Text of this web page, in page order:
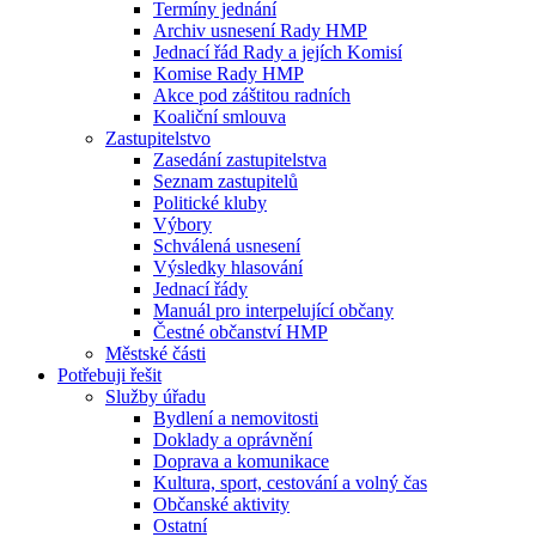
Termíny jednání
Archiv usnesení Rady HMP
Jednací řád Rady a jejích Komisí
Komise Rady HMP
Akce pod záštitou radních
Koaliční smlouva
Zastupitelstvo
Zasedání zastupitelstva
Seznam zastupitelů
Politické kluby
Výbory
Schválená usnesení
Výsledky hlasování
Jednací řády
Manuál pro interpelující občany
Čestné občanství HMP
Městské části
Potřebuji řešit
Služby úřadu
Bydlení a nemovitosti
Doklady a oprávnění
Doprava a komunikace
Kultura, sport, cestování a volný čas
Občanské aktivity
Ostatní